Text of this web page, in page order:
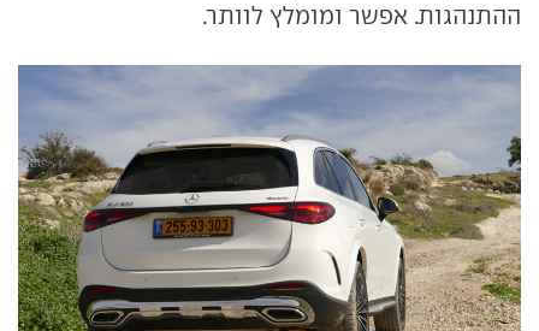
ההתנהגות. אפשר ומומלץ לוותר.